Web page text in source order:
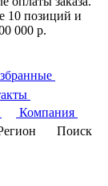
10 позиций и
000 р.
Компания
Поиск